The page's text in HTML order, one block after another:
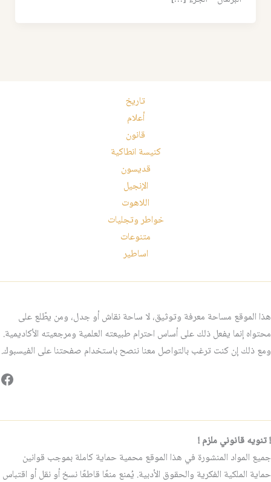
تاريخ
أعلام
قانون
كنيسة انطاكية
قديسون
الإنجيل
اللاهوت
خواطر وتجليات
متنوعات
اساطير
هذا الموقع مساحة معرفة وتوثيق، لا ساحة نقاش أو جدل، ومن يطّلع على
محتواه إنما يفعل ذلك على أساس احترام طبيعته العلمية ومرجعيته الأكاديمية.
ومع ذلك إن كنت ترغب بالتواصل معنا ننصح باستخدام صفحتنا على الفيسبوك.
! تنويه قانوني ملزم !
جميع المواد المنشورة في هذا الموقع محمية حماية كاملة بموجب قوانين
حماية الملكية الفكرية والحقوق الأدبية. يُمنع منعًا قاطعًا نسخ أو نقل أو اقتباس